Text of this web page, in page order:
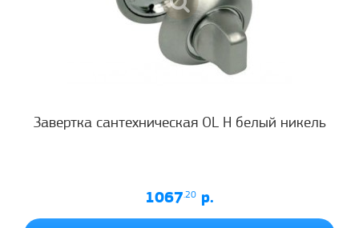
Завертка сантехническая OL H белый никель
1067.20 р.